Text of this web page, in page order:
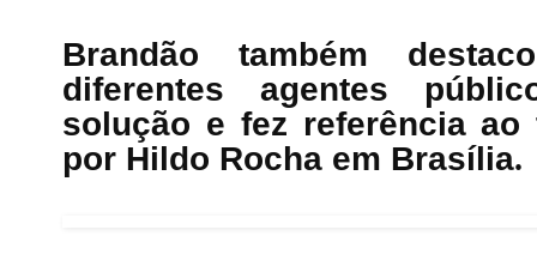
Brandão também
diferentes agentes
solução e fez referência ao
por Hildo Rocha em Brasília.